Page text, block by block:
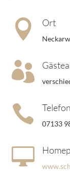
 Ort

 Telefon
07133
